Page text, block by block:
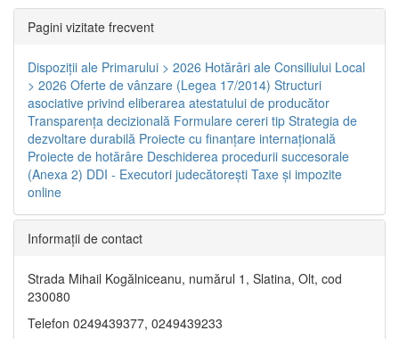
Pagini vizitate frecvent
Dispoziţii ale Primarului > 2026 Hotărâri ale Consiliului Local
> 2026 Oferte de vânzare (Legea 17/2014) Structuri
asociative privind eliberarea atestatului de producător
Transparenţa decizională Formulare cereri tip Strategia de
dezvoltare durabilă Proiecte cu finanţare internaţională
Proiecte de hotărâre Deschiderea procedurii succesorale
(Anexa 2) DDI - Executori judecătorești Taxe şi impozite
online
Informaţii de contact
Strada Mihail Kogălniceanu, numărul 1, Slatina, Olt, cod
230080
Telefon 0249439377, 0249439233